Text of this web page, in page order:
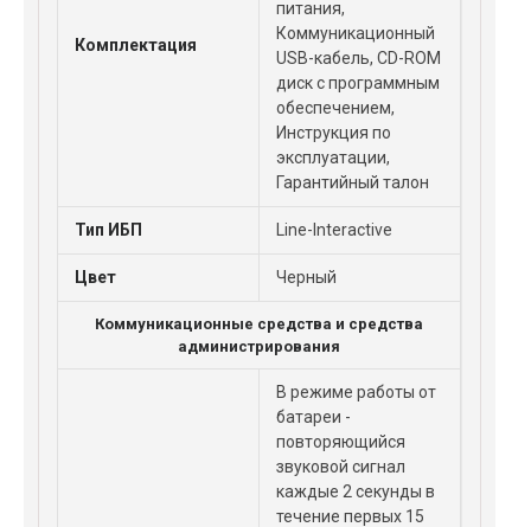
Комплектация
питания,
Коммуникационный
USB-кабель, CD-ROM
диск с программным
обеспечением,
Инструкция по
эксплуатации,
Гарантийный талон
Тип ИБП Line-Interactive
Цвет Черный
Коммуникационные средства и средства
администрирования
В режиме работы от
батареи -
повторяющийся
звуковой сигнал
каждые 2 секунды в
течение первых 15